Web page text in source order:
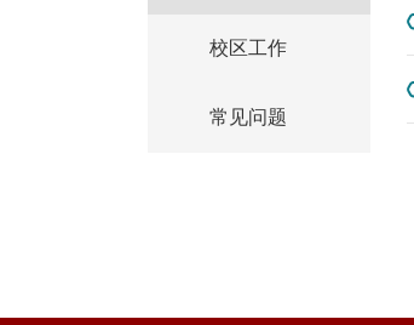
校区工作
常见问题